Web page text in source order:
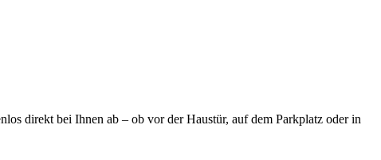
direkt bei Ihnen ab – ob vor der Haustür, auf dem Parkplatz oder in